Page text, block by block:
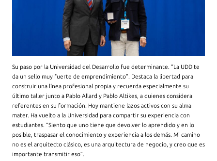
Su paso por la Universidad del Desarrollo fue determinante. “La UDD te
da un sello muy fuerte de emprendimiento”. Destaca la libertad para
construir una línea profesional propia y recuerda especialmente su
último taller junto a Pablo Allard y Pablo Altikes, a quienes considera
referentes en su formación. Hoy mantiene lazos activos con su alma
mater. Ha vuelto a la Universidad para compartir su experiencia con
estudiantes. “Siento que uno tiene que devolver lo aprendido y en lo
posible, traspasar el conocimiento y experiencia a los demás. Mi camino
no es el arquitecto clásico, es una arquitectura de negocio, y creo que es
importante transmitir eso”.